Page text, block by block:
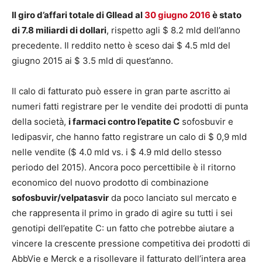
Il giro d’affari totale di GIlead al30 giugno 2016 è stato
di 7.8 miliardi di dollari, rispetto agli $ 8.2 mld dell’anno
precedente. Il reddito netto è sceso dai $ 4.5 mld del
giugno 2015 ai $ 3.5 mld di quest’anno.
Il calo di fatturato può essere in gran parte ascritto ai
numeri fatti registrare per le vendite dei prodotti di punta
della società, i farmaci contro l’epatite C sofosbuvir e
ledipasvir, che hanno fatto registrare un calo di $ 0,9 mld
nelle vendite ($ 4.0 mld vs. i $ 4.9 mld dello stesso
periodo del 2015). Ancora poco percettibile è il ritorno
economico del nuovo prodotto di combinazione
sofosbuvir/velpatasvir da poco lanciato sul mercato e
che rappresenta il primo in grado di agire su tutti i sei
genotipi dell’epatite C: un fatto che potrebbe aiutare a
vincere la crescente pressione competitiva dei prodotti di
AbbVie e Merck e a risollevare il fatturato dell’intera area